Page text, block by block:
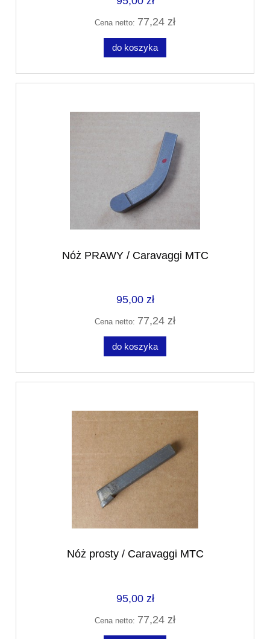
Cena netto: 77,24 zł
do koszyka
Nóż PRAWY / Caravaggi MTC
95,00 zł
Cena netto: 77,24 zł
do koszyka
Nóż prosty / Caravaggi MTC
95,00 zł
Cena netto: 77,24 zł